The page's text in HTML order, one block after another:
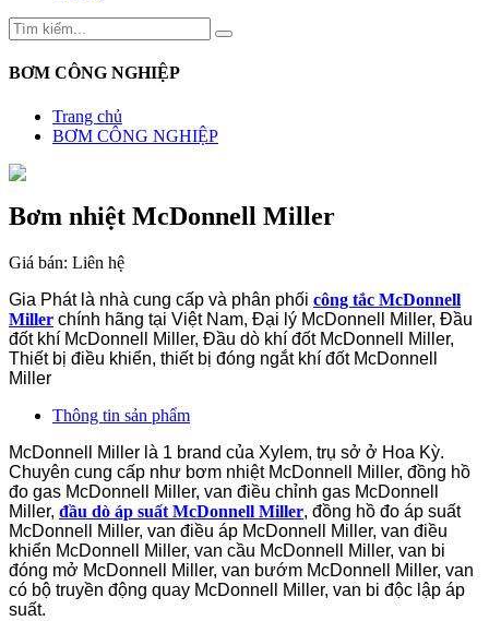
BƠM CÔNG NGHIỆP
Trang chủ
BƠM CÔNG NGHIỆP
Bơm nhiệt McDonnell Miller
Giá bán: Liên hệ
Gia Phát là nhà cung cấp và phân phối công tắc McDonnell
Miller chính hãng tại Việt Nam, Đại lý McDonnell Miller, Đầu
đốt khí McDonnell Miller, Đầu dò khí đốt McDonnell Miller,
Thiết bị điều khiển, thiết bị đóng ngắt khí đốt McDonnell
Miller
Thông tin sản phẩm
McDonnell Miller là 1 brand của Xylem, trụ sở ở Hoa Kỳ.
Chuyên cung cấp như bơm nhiệt McDonnell Miller, đồng hồ
đo gas McDonnell Miller, van điều chỉnh gas McDonnell
Miller, đầu dò áp suất McDonnell Miller, đồng hồ đo áp suất
McDonnell Miller, van điều áp McDonnell Miller, van điều
khiển McDonnell Miller, van cầu McDonnell Miller, van bi
đóng mở McDonnell Miller, van bướm McDonnell Miller, van
có bộ truyền động quay McDonnell Miller, van bi độc lập áp
suất.